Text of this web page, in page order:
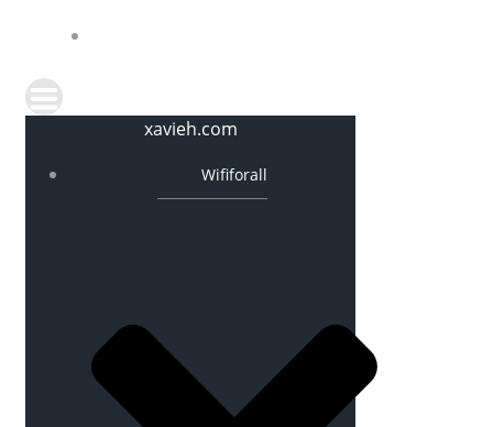
xavieh.com
Wififorall